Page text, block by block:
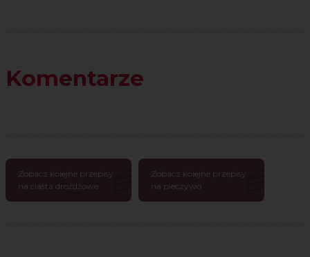
Komentarze
Zobacz kolejne przepisy
na ciasta drożdżowe
Zobacz kolejne przepisy
na pieczywo